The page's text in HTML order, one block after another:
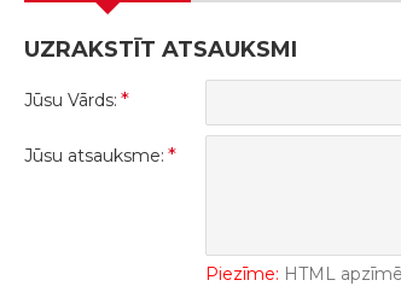
UZRAKSTĪT ATSAUKSMI
Jūsu Vārds:
Jūsu atsauksme:
Piezīme: HTML